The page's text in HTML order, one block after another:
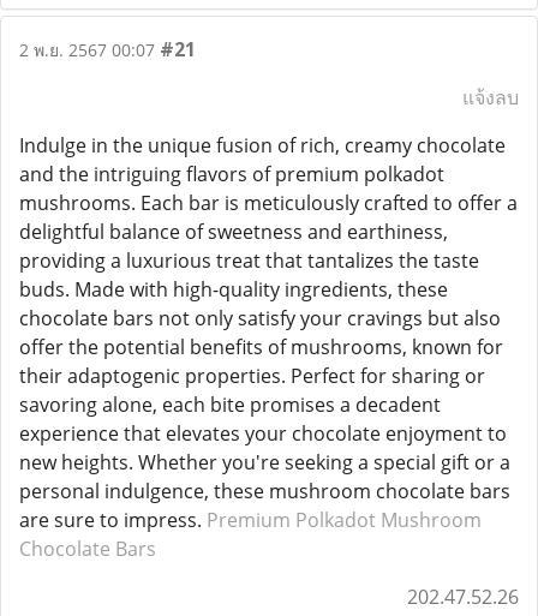
2 พ.ย. 2567 00:07 #21
แจ้งลบ
Indulge in the unique fusion of rich, creamy chocolate
and the intriguing flavors of premium polkadot
mushrooms. Each bar is meticulously crafted to offer a
delightful balance of sweetness and earthiness,
providing a luxurious treat that tantalizes the taste
buds. Made with high-quality ingredients, these
chocolate bars not only satisfy your cravings but also
offer the potential benefits of mushrooms, known for
their adaptogenic properties. Perfect for sharing or
savoring alone, each bite promises a decadent
experience that elevates your chocolate enjoyment to
new heights. Whether you're seeking a special gift or a
personal indulgence, these mushroom chocolate bars
are sure to impress. Premium Polkadot Mushroom
Chocolate Bars
202.47.52.26